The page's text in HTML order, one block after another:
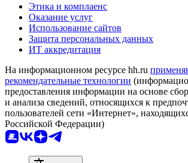
Этика и комплаенс
Оказание услуг
Использование сайтов
Защита персональных данных
ИТ аккредитация
На информационном ресурсе hh.ru
рекомендательные технологии
предоставления информации на основе
и анализа сведений, относящихся к
пользователей сети «Интернет»,
Российской Федерации)